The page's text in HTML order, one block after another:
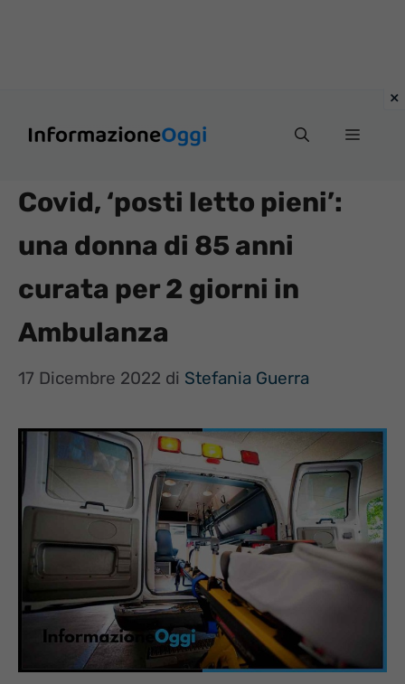
Menu
Covid, ‘posti letto pieni’:
una donna di 85 anni
curata per 2 giorni in
Ambulanza
17 Dicembre 2022 di Stefania Guerra